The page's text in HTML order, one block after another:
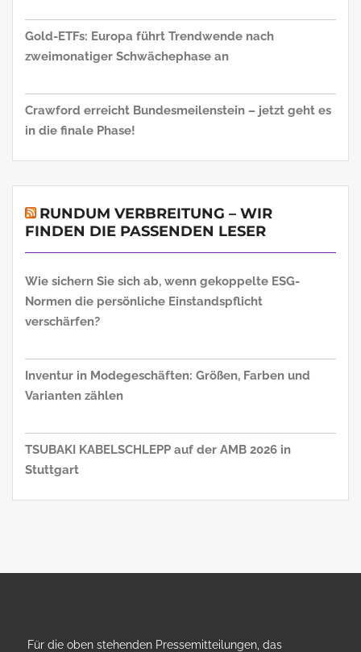
Gold-ETFs: Europa führt Trendwende nach
zweimonatiger Schwächephase an
Crawford erreicht Bundesmeilenstein – jetzt geht es
in die finale Phase!
RUNDUM VERBREITUNG – WIR
FINDEN DIE PASSENDEN LESER
Wie sichern Sie sich ab, wenn gekoppelte ESG-
Normen die persönliche Einstandspflicht
verschärfen?
Inventur in Modegeschäften: Größen, Farben und
Varianten zählen
TSUBAKI KABELSCHLEPP auf der AMB 2026 in
Stuttgart
Für die oben stehenden Pressemitteilungen, das